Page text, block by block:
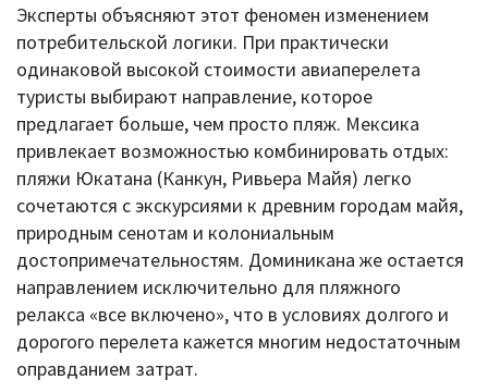
Эксперты объясняют этот феномен изменением
потребительской логики. При практически
одинаковой высокой стоимости авиаперелета
туристы выбирают направление, которое
предлагает больше, чем просто пляж. Мексика
привлекает возможностью комбинировать отдых:
пляжи Юкатана (Канкун, Ривьера Майя) легко
сочетаются с экскурсиями к древним городам майя,
природным сенотам и колониальным
достопримечательностям. Доминикана же остается
направлением исключительно для пляжного
релакса «все включено», что в условиях долгого и
дорогого перелета кажется многим недостаточным
оправданием затрат.